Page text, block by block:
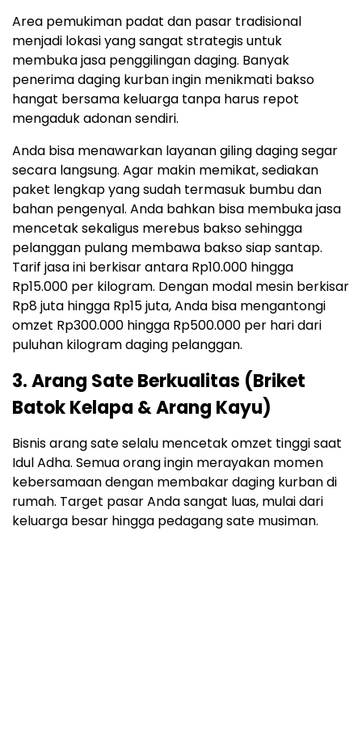
Area pemukiman padat dan pasar tradisional
menjadi lokasi yang sangat strategis untuk
membuka jasa penggilingan daging. Banyak
penerima daging kurban ingin menikmati bakso
hangat bersama keluarga tanpa harus repot
mengaduk adonan sendiri.
Anda bisa menawarkan layanan giling daging segar
secara langsung. Agar makin memikat, sediakan
paket lengkap yang sudah termasuk bumbu dan
bahan pengenyal. Anda bahkan bisa membuka jasa
mencetak sekaligus merebus bakso sehingga
pelanggan pulang membawa bakso siap santap.
Tarif jasa ini berkisar antara Rp10.000 hingga
Rp15.000 per kilogram. Dengan modal mesin berkisar
Rp8 juta hingga Rp15 juta, Anda bisa mengantongi
omzet Rp300.000 hingga Rp500.000 per hari dari
puluhan kilogram daging pelanggan.
3. Arang Sate Berkualitas (Briket
Batok Kelapa & Arang Kayu)
Bisnis arang sate selalu mencetak omzet tinggi saat
Idul Adha. Semua orang ingin merayakan momen
kebersamaan dengan membakar daging kurban di
rumah. Target pasar Anda sangat luas, mulai dari
keluarga besar hingga pedagang sate musiman.